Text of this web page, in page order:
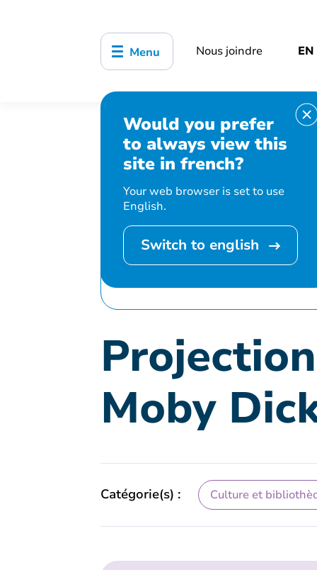
Menu Nous joindre EN
Would you prefer
to always view this
site in french?
Your web browser is set to use
English.
Switch to english
Accueil Bibliothèque, culture,
Projection de concerts – OPÉRA –
Cet événement
Moby
Catégorie(s) : Culture et